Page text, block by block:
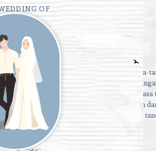
OF
“Dan di antara
pasangan-
cenderung dan
antaramu rasa kasih
benar-benar terdapat